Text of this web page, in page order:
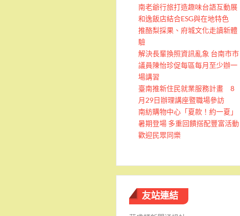
南老爺行旅打造趣味台語互動展
和逸飯店結合ESG與在地特色
推酪梨採果、府城文化走讀新體
驗
解決長輩換照資訊亂象 台南市市
議員陳怡珍促每區每月至少辦一
場講習
臺南推新住民就業服務計畫 8
月29日辦理講座暨職場參訪
南紡購物中心「夏款！約一夏」
暑期登場 多重回饋搭配豐富活動
歡迎民眾同樂
友站連結